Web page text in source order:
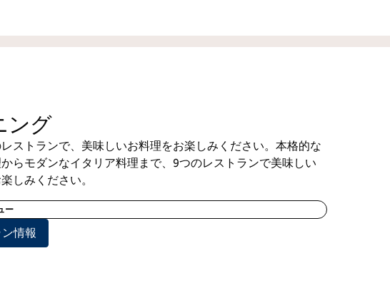
ング
ストランで、美味しいお料理をお楽しみください。本格的な
らモダンなイタリア料理まで、9つのレストランで美味しい
しみください。
ー
情報